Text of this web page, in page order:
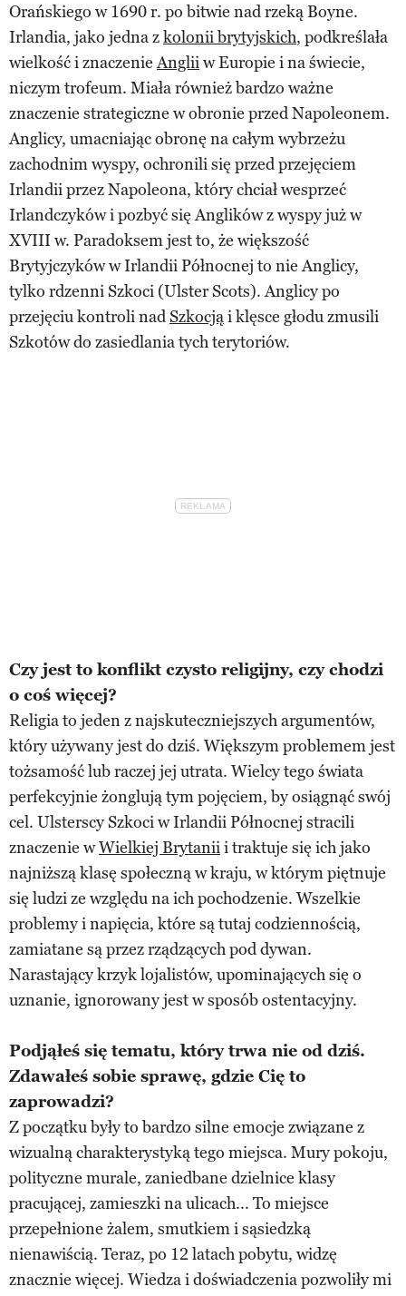
Orańskiego w 1690 r. po bitwie nad rzeką Boyne.
Irlandia, jako jedna zkolonii brytyjskich, podkreślała
wielkość i znaczenieAngliiw Europie i na świecie,
niczym trofeum. Miała również bardzo ważne
znaczenie strategiczne w obronie przed Napoleonem.
Anglicy, umacniając obronę na całym wybrzeżu
zachodnim wyspy, ochronili się przed przejęciem
Irlandii przez Napoleona, który chciał wesprzeć
Irlandczyków i pozbyć się Anglików z wyspy już w
XVIII w. Paradoksem jest to, że większość
Brytyjczyków w Irlandii Północnej to nie Anglicy,
tylko rdzenni Szkoci (Ulster Scots). Anglicy po
przejęciu kontroli nadSzkocjąi klęsce głodu zmusili
Szkotów do zasiedlania tych terytoriów.
Czy jest to konflikt czysto religijny, czy chodzi
o coś więcej?
Religia to jeden z najskuteczniejszych argumentów,
który używany jest do dziś. Większym problemem jest
tożsamość lub raczej jej utrata. Wielcy tego świata
perfekcyjnie żonglują tym pojęciem, by osiągnąć swój
cel. Ulsterscy Szkoci w Irlandii Północnej stracili
znaczenie wWielkiej Brytaniii traktuje się ich jako
najniższą klasę społeczną w kraju, w którym piętnuje
się ludzi ze względu na ich pochodzenie. Wszelkie
problemy i napięcia, które są tutaj codziennością,
zamiatane są przez rządzących pod dywan.
Narastający krzyk lojalistów, upominających się o
uznanie, ignorowany jest w sposób ostentacyjny.
Podjąłeś się tematu, który trwa nie od dziś.
Zdawałeś sobie sprawę, gdzie Cię to
zaprowadzi?
Z początku były to bardzo silne emocje związane z
wizualną charakterystyką tego miejsca. Mury pokoju,
polityczne murale, zaniedbane dzielnice klasy
pracującej, zamieszki na ulicach... To miejsce
przepełnione żalem, smutkiem i sąsiedzką
nienawiścią. Teraz, po 12 latach pobytu, widzę
znacznie więcej. Wiedza i doświadczenia pozwoliły mi